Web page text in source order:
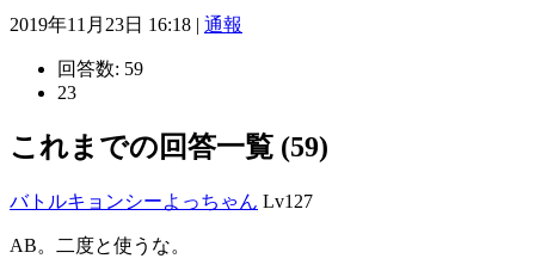
2019年11月23日 16:18 | 通報
回答数: 59
23
これまでの回答一覧 (59)
バトルキョンシーよっちゃん Lv127
AB。二度と使うな。